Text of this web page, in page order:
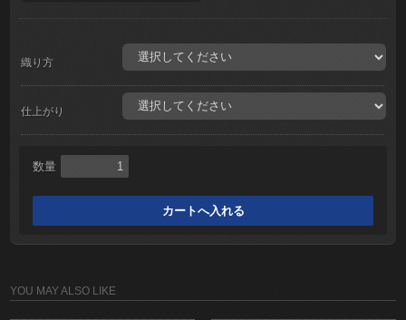
織り方
仕上がり
数量
YOU MAY ALSO LIKE